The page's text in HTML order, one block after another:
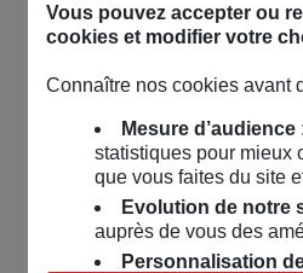
Vous pouvez accepter ou
cookies et modifier votre
Connaître nos cookies avant
Mesure d’audience
statistiques pour mieux
que vous faites du site
Evolution de notre
auprès de vous des
Personnalisation